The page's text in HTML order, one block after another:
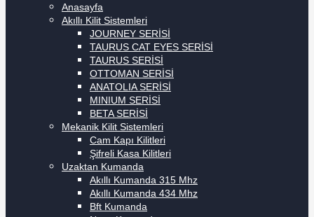
Anasayfa
Akıllı Kilit Sistemleri
JOURNEY SERİSİ
TAURUS CAT EYES SERİSİ
TAURUS SERİSİ
OTTOMAN SERİSİ
ANATOLIA SERİSİ
MINIUM SERİSİ
BETA SERİSİ
Mekanik Kilit Sistemleri
Cam Kapı Kilitleri
Şifreli Kasa Kilitleri
Uzaktan Kumanda
Akıllı Kumanda 315 Mhz
Akıllı Kumanda 434 Mhz
Bft Kumanda